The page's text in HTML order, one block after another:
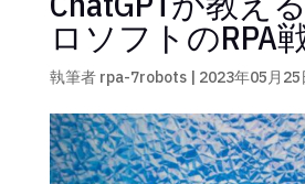
ロソフトのRPA
執筆者 rpa-7robots| 2023年05月25